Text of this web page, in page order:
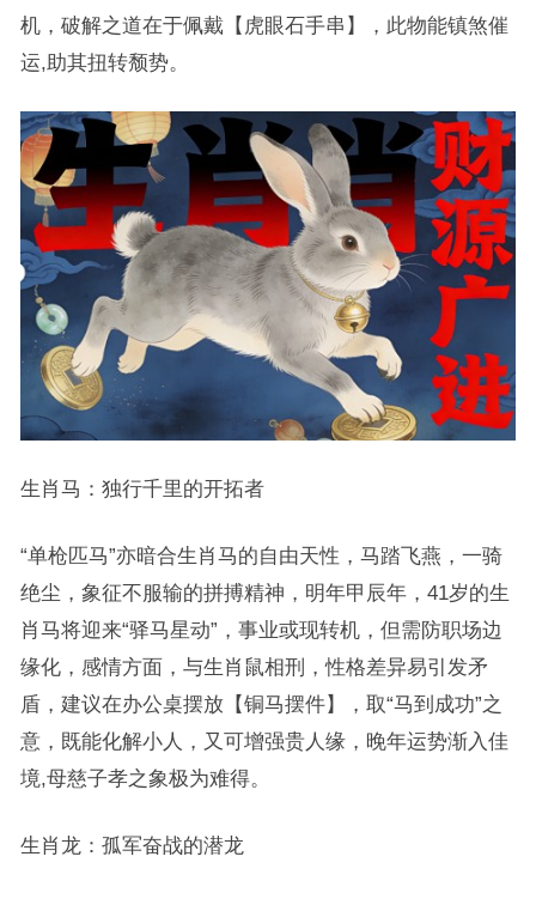
机，破解之道在于佩戴【虎眼石手串】，此物能镇煞催
运,助其扭转颓势。
生肖马：独行千里的开拓者
“单枪匹马”亦暗合生肖马的自由天性，马踏飞燕，一骑
绝尘，象征不服输的拼搏精神，明年甲辰年，41岁的生
肖马将迎来“驿马星动”，事业或现转机，但需防职场边
缘化，感情方面，与生肖鼠相刑，性格差异易引发矛
盾，建议在办公桌摆放【铜马摆件】，取“马到成功”之
意，既能化解小人，又可增强贵人缘，晚年运势渐入佳
境,母慈子孝之象极为难得。
生肖龙：孤军奋战的潜龙